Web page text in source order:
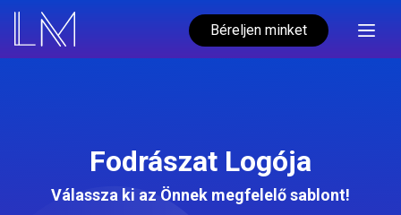
Béreljen minket
Fodrászat Logója
Válassza ki az Önnek megfelelő sablont!